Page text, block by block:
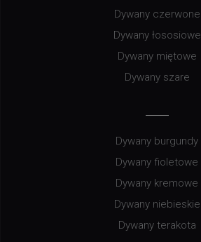
Dywany czerwone
Dywany łososiowe
Dywany miętowe
Dywany szare
Dywany burgundy
Dywany fioletowe
Dywany kremowe
Dywany niebieskie
Dywany terakota